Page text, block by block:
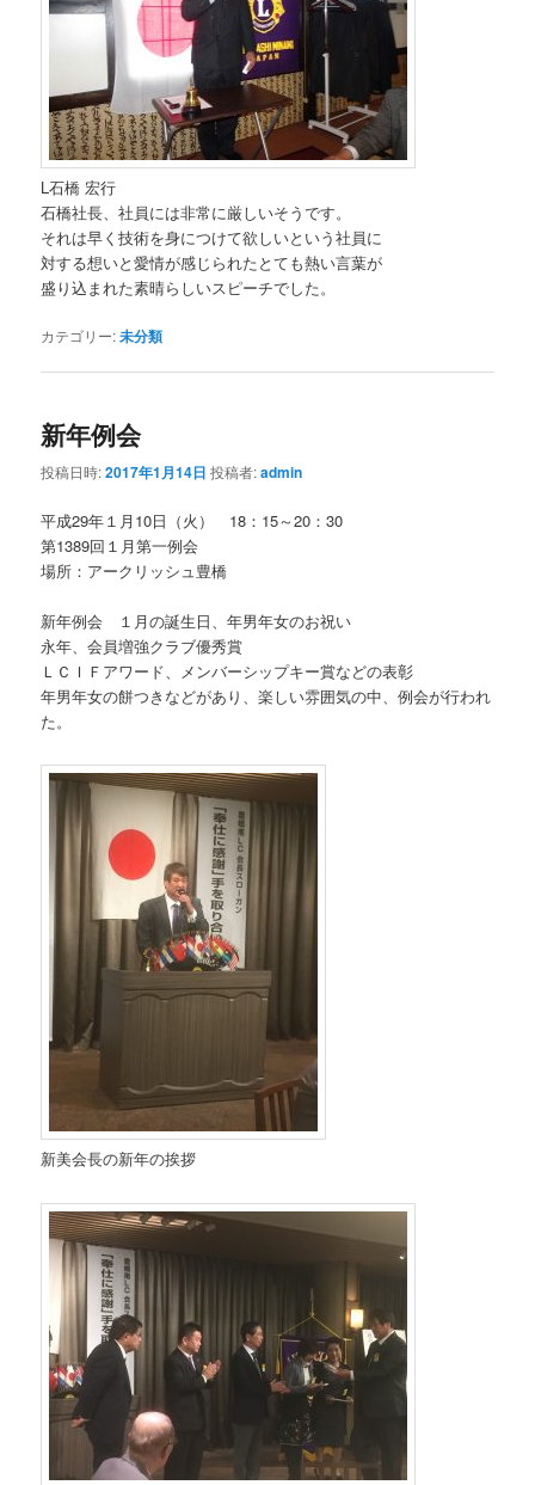
L石橋 宏行
石橋社長、社員には非常に厳しいそうです。
それは早く技術を身につけて欲しいという社員に
対する想いと愛情が感じられたとても熱い言葉が
盛り込まれた素晴らしいスピーチでした。
カテゴリー:未分類
新年例会
投稿日時:2017年1月14日 投稿者:admin
平成29年１月10日（火） 18：15～20：30
第1389回１月第一例会
場所：アークリッシュ豊橋
新年例会 １月の誕生日、年男年女のお祝い
永年、会員増強クラブ優秀賞
ＬＣＩＦアワード、メンバーシップキー賞などの表彰
年男年女の餅つきなどがあり、楽しい雰囲気の中、例会が行われ
た。
新美会長の新年の挨拶